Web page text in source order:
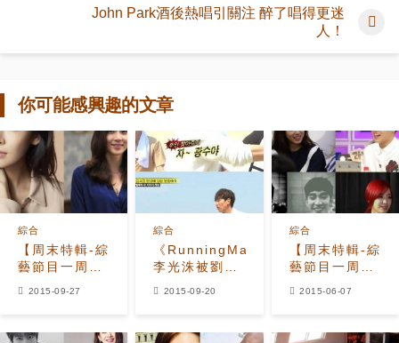
John Park酒後熱唱引關注 醉了唱得更迷
人！
你可能感興趣的文章
【周末特輯-綜
藝節目一周回
顧】金素妍、
綜合
2015-09-27
《RunningMan》
李光洙被劉在
石選為智商最
綜合
2015-09-20
【周末特輯-綜
藝節目一周回
顧】SJ圭賢深
挑男友眼光
綜合
2015-06-07